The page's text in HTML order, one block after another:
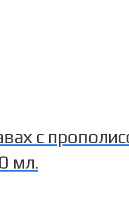
с
мл.